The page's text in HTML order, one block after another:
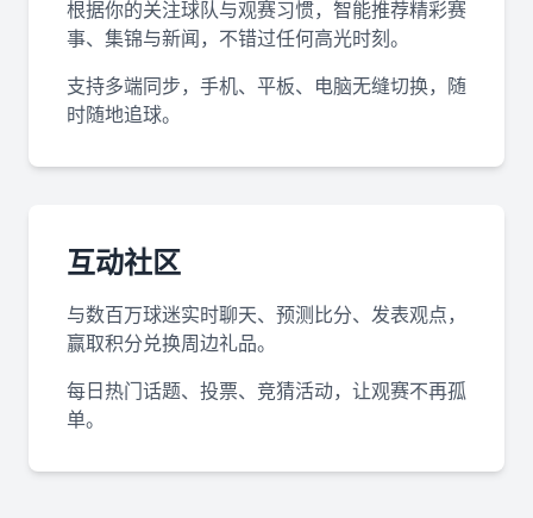
根据你的关注球队与观赛习惯，智能推荐精彩赛
事、集锦与新闻，不错过任何高光时刻。
支持多端同步，手机、平板、电脑无缝切换，随
时随地追球。
互动社区
与数百万球迷实时聊天、预测比分、发表观点，
赢取积分兑换周边礼品。
每日热门话题、投票、竞猜活动，让观赛不再孤
单。